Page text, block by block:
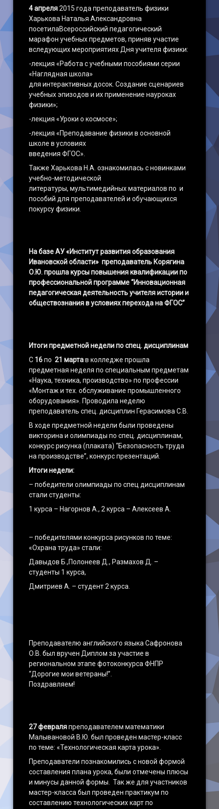
4 апреля2015 года преподаватель физики
Харькова Наталья Александровна
посетилаВсероссийский педагогический
марафон учебных предметов, приняв участие
вследующих мероприятиях Дня учителя физики:
-лекция «Работа с учебными пособиями серии
«Наглядная школа»
для интерактивных досок. Создание сценариев
учебных эпизодов и их применение науроках
физики»;
-лекция «Уроки о космосе»;
-лекция «Преподавание физики в основной
школе в условиях
введения ФГОС».
Также Харькова Н.А. ознакомилась с новинками
учебно-методической
литературы, мультимедийных материалов по и
пособий для преподавателей и обучающихся
покурсу физики.
На базе АУ «Институт развития образования
Ивановской области» преподаватель Корягина
О.Ю. прошла курсы повышения квалификации по
профессиональной программе “Инновационная
педагогическая деятельность учителя истории и
обществознания в условиях перехода на ФГОС”
Итоги предметной недели по спец. дисциплинам
С 16по21 мартав колледже прошла
предметная неделя по специальным предметам
«Наука, техника, производство» по профессии
«Монтаж и тех. обслуживание промышленного
оборудования». Проводила неделю
преподаватель спец. дисциплин Герасимова С.В.
В ходе предметной недели были проведены
викторина и олимпиады по спец. дисциплинам,
конкурс рисунка (плаката) “Безопасность труда
на производстве”, конкурс презентаций.
Итоги недели:
– победители олимпиады по спец дисциплинам
стали студенты:
1 курса – Нагорнов А., 2 курса – Алексеев А.
– победителями конкурса рисунков по теме:
«Охрана труда» стали:
Давыдов Б.,Полонеев Д., Размахов Д. –
студенты 1 курса,
Дмитриев А. – студент 2 курса.
Преподавателю английского языка Сафронова
О.В. был вручен Диплом за участие в
региональном этапе фотоконкурса ФНПР
“Дорогие мои ветераны!”.
Поздравляем!
27 февраляпреподавателем математики
Малывановой В.Ю. был проведен мастер-класс
по теме: «Технологическая карта урока».
Преподаватели познакомились с новой формой
составления плана урока, были отмечены плюсы
и минусы данной формы. Так же для участников
мастер-класса был проведен практикум по
составлению технологических карт по